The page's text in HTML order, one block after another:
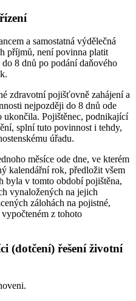
a samostatná výdělečná
příjmů, není povinna platit
8 dnů po podání daňového
zdravotní pojišťovně zahájení a
nejpozději do 8 dnů ode
ukončila. Pojištěnec, podnikající
splní tuto povinnost i tehdy,
úřadu.
měsíce ode dne, ve kterém
kalendářní rok, předložit všem
byla v tomto období pojištěna,
vynaložených na jejich
zálohách na pojistné,
z tohoto
(dotčení) řešení životní